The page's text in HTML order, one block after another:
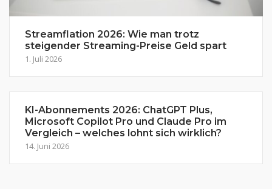
Streamflation 2026: Wie man trotz
steigender Streaming-Preise Geld spart
1. Juli 2026
KI-Abonnements 2026: ChatGPT Plus,
Microsoft Copilot Pro und Claude Pro im
Vergleich – welches lohnt sich wirklich?
14. Juni 2026